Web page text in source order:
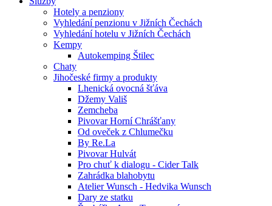
Hotely a penziony
Vyhledání penzionu v Jižních Čechách
Vyhledání hotelu v Jižních Čechách
Kempy
Autokemping Štilec
Chaty
Jihočeské firmy a produkty
Lhenická ovocná šťáva
Džemy Vališ
Zemcheba
Pivovar Horní Chrášťany
Od oveček z Chlumečku
By Re.La
Pivovar Hulvát
Pro chuť k dialogu - Cider Talk
Zahrádka blahobytu
Atelier Wunsch - Hedvika Wunsch
Dary ze statku